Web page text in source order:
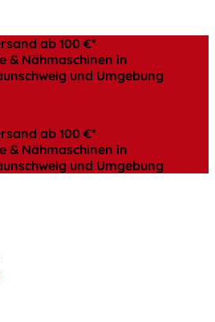
ab 100 €*
& Nähmaschinen in
und Umgebung
ab 100 €*
& Nähmaschinen in
und Umgebung